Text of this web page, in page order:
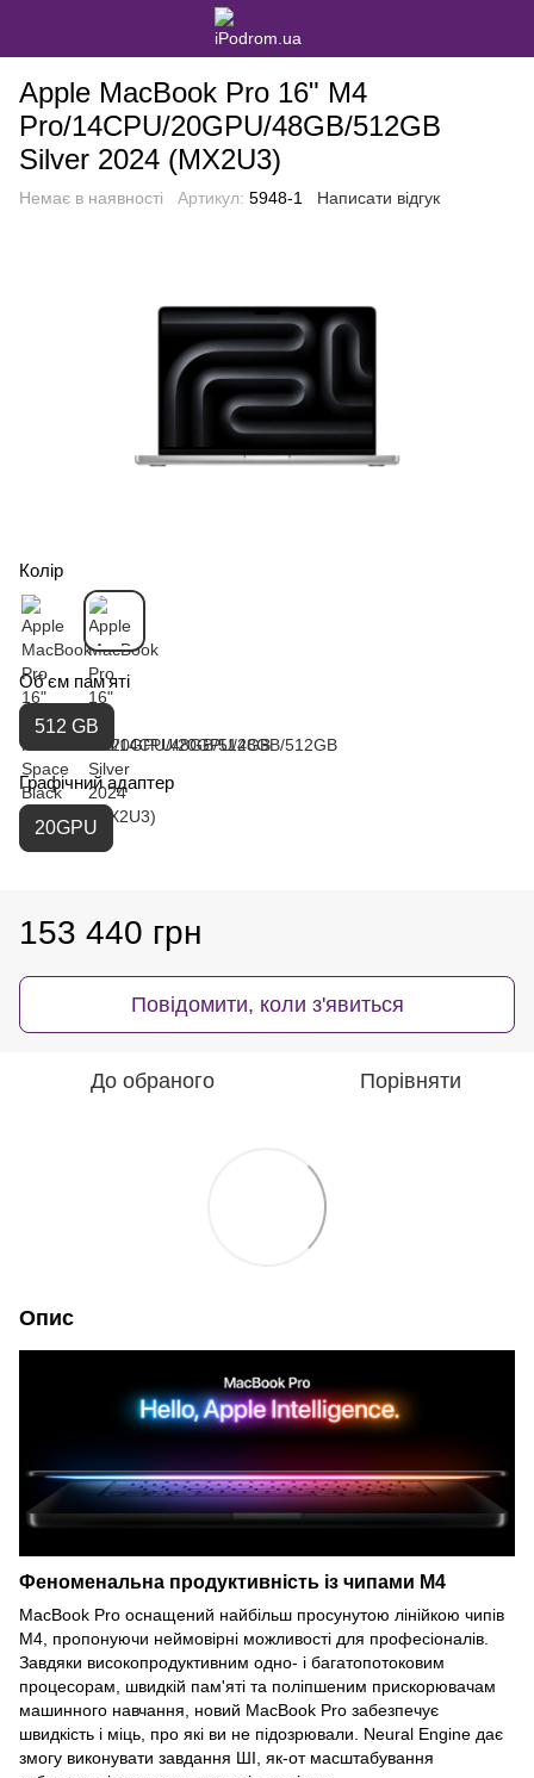
Apple MacBook Pro 16" M4
Pro/14CPU/20GPU/48GB/512GB
Silver 2024 (MX2U3)
Немає в наявності Артикул: 5948-1 Написати відгук
Колір
Об'єм пам'яті
512 GB
Графічний адаптер
20GPU
153 440 грн
Повідомити, коли з'явиться
До обраного Порівняти
Опис
Феноменальна продуктивність із чипами M4
MacBook Pro оснащений найбільш просунутою лінійкою чипів
M4, пропонуючи неймовірні можливості для професіоналів.
Завдяки високопродуктивним одно- і багатопотоковим
процесорам, швидкій пам'яті та поліпшеним прискорювачам
машинного навчання, новий MacBook Pro забезпечує
швидкість і міць, про які ви не підозрювали. Neural Engine дає
змогу виконувати завдання ШІ, як-от масштабування